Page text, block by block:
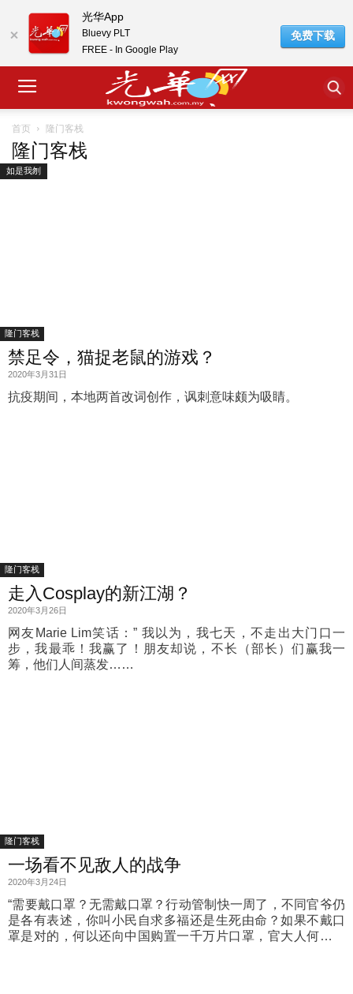
首页 隆门客栈
隆门客栈
如是我刎
隆门客栈
禁足令，猫捉老鼠的游戏？
2020年3月31日
抗疫期间，本地两首改词创作，讽刺意味颇为吸睛。
隆门客栈
走入Cosplay的新江湖？
2020年3月26日
网友Marie Lim笑话：” 我以为，我七天，不走出大门口一
步，我最乖！我赢了！朋友却说，不长（部长）们赢我一
筹，他们人间蒸发……
隆门客栈
一场看不见敌人的战争
2020年3月24日
“需要戴口罩？无需戴口罩？行动管制快一周了，不同官爷仍
是各有表述，你叫小民自求多福还是生死由命？如果不戴口
罩是对的，何以还向中国购置一千万片口罩，官大人何不亲
光华App
Bluevy PLT
FREE - In Google Play
免费下载